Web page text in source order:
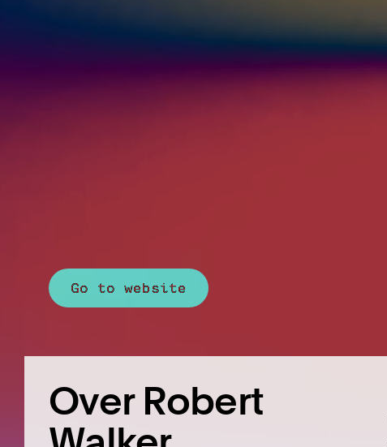
Go to website
Over Robert